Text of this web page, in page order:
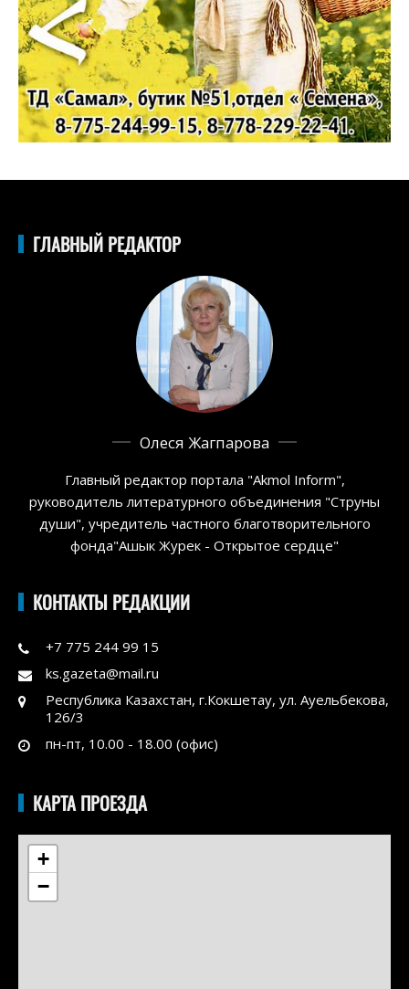
ГЛАВНЫЙ РЕДАКТОР
Олеся Жагпарова
Главный редактор портала "Akmol Inform",
руководитель литературного объединения "Струны
души", учредитель частного благотворительного
фонда"Ашык Журек - Открытое сердце"
КОНТАКТЫ РЕДАКЦИИ
+7 775 244 99 15
ks.gazeta@mail.ru
Республика Казахстан, г.Кокшетау, ул. Ауельбекова,
126/3
пн-пт, 10.00 - 18.00 (офис)
КАРТА ПРОЕЗДА
+
−